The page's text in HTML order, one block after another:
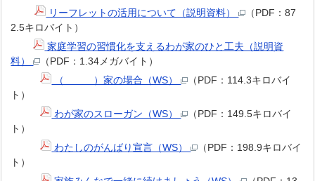
リーフレットの活用について（説明資料）
（PDF：87
2.5キロバイト）
家庭学習の習慣化を支えるわが家のひと工夫（説明資
料）
（PDF：1.34メガバイト）
（ ）家の場合（WS）
（PDF：114.3キロバイ
ト）
わが家のスローガン（WS）
（PDF：149.5キロバイ
ト）
わたしのがんばり宣言（WS）
（PDF：198.9キロバイ
ト）